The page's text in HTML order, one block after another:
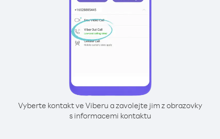
Vyberte kontakt ve Viberu a zavolejte jim z obrazovky
s informacemi kontaktu